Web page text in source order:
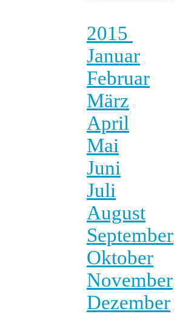
2015
Januar
Februar
März
April
Mai
Juni
Juli
August
September
Oktober
November
Dezember